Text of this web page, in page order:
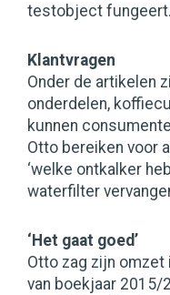
testobject fungeert.
Klantvragen
Onder de artikelen
onderdelen,
kunnen
Otto bereiken voor
‘welke ontkalker
waterfilter
‘Het gaat goed’
Otto zag zijn omzet
van boekjaar